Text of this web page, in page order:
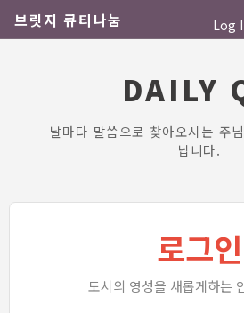
브릿지 큐티나눔 Log
DAILY
날마다 말씀으로 찾아오시는 주
납니다.
로그인
도시의 영성을 새롭게하는